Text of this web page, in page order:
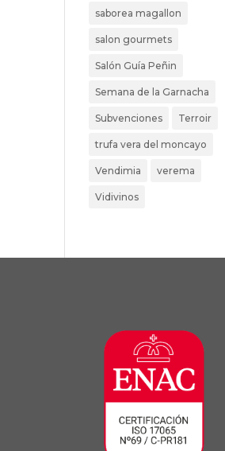
saborea magallon
salon gourmets
Salón Guía Peñin
Semana de la Garnacha
Subvenciones Terroir
trufa vera del moncayo
Vendimia verema
Vidivinos